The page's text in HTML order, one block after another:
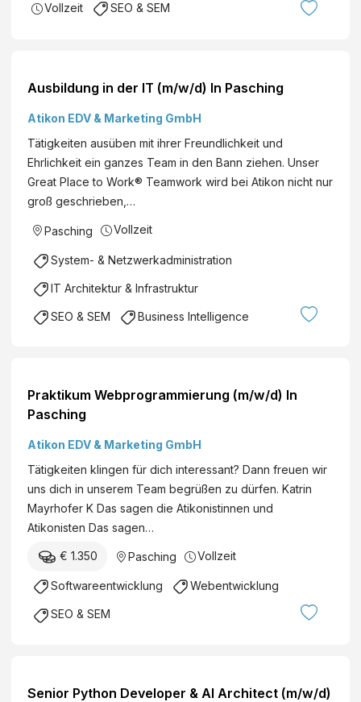
Vollzeit SEO & SEM
Ausbildung in der IT (m/w/d) In Pasching
Atikon EDV & Marketing GmbH
Tätigkeiten ausüben mit ihrer Freundlichkeit und
Ehrlichkeit ein ganzes Team in den Bann ziehen. Unser
Great Place to Work® Teamwork wird bei Atikon nicht nur
groß geschrieben,…
Pasching Vollzeit
System- & Netzwerkadministration
IT Architektur & Infrastruktur
SEO & SEM Business Intelligence
Praktikum Webprogrammierung (m/w/d) In
Pasching
Atikon EDV & Marketing GmbH
Tätigkeiten klingen für dich interessant? Dann freuen wir
uns dich in unserem Team begrüßen zu dürfen. Katrin
Mayrhofer K Das sagen die Atikonistinnen und
Atikonisten Das sagen…
€ 1.350 Pasching Vollzeit
Softwareentwicklung Webentwicklung
SEO & SEM
Senior Python Developer & AI Architect (m/w/d)